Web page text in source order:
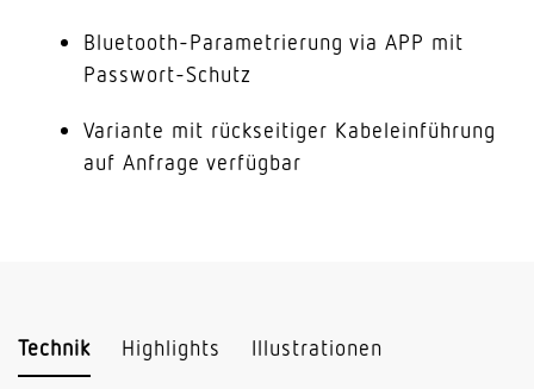
Bluetooth-Parametrierung via APP mit
Passwort-Schutz
Variante mit rückseitiger Kabeleinführung
auf Anfrage verfügbar
Technik Highlights Illustrationen